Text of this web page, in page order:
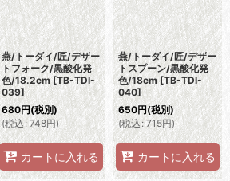
燕/トーダイ/匠/デザー
トフォーク/黒酸化発
色/18.2cm [TB-TDI-
039]
680円(税別)
(税込 : 748円)
カートに入れる
燕/トーダイ/匠/デザー
トスプーン/黒酸化発
色/18cm [TB-TDI-
040]
650円(税別)
(税込: 715円)
カートに入れる